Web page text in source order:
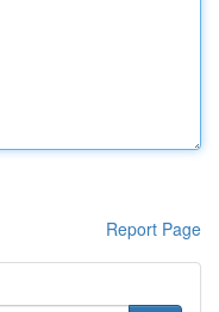
Report Page